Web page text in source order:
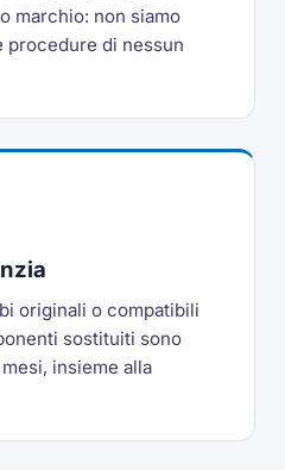
marchio: non siamo
procedure di nessun
originali o compatibili
sostituiti sono
insieme alla